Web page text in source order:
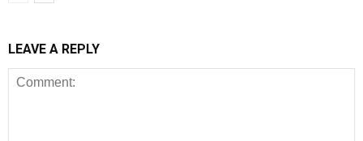
LEAVE A REPLY